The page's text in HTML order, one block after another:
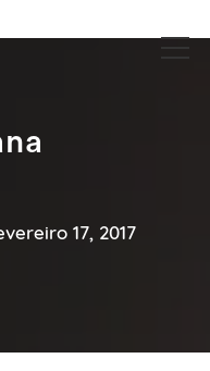
empresas
17, 2017